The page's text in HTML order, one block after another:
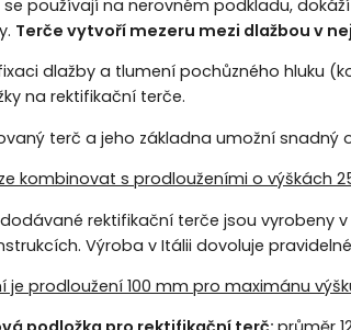
používají na nerovném podkladu, dokáží
Terče vytvoří mezeru mezi dlažbou v
dlažby a tlumení pochůzného hluku
na rektifikační terče.
terč a jeho základna umožní snadný
kombinovat s prodlouženími o výškách
rektifikační terče jsou vyrobeny
Výroba v Itálii dovoluje
je prodloužení 100 mm pro maximánu